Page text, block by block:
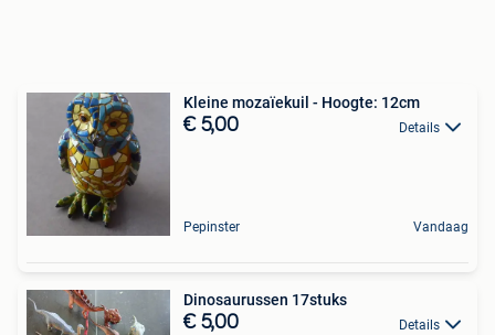
Kleine mozaïekuil - Hoogte: 12cm
€ 5,00 Details
Pepinster Vandaag
Dinosaurussen 17stuks
€ 5,00 Details